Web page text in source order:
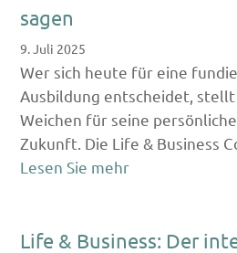
sagen
9. Juli 2025
Wer sich heute für eine
Ausbildung entscheidet,
Weichen für seine
Zukunft. Die Life & Business
Lesen Sie mehr
Life & Business: Der